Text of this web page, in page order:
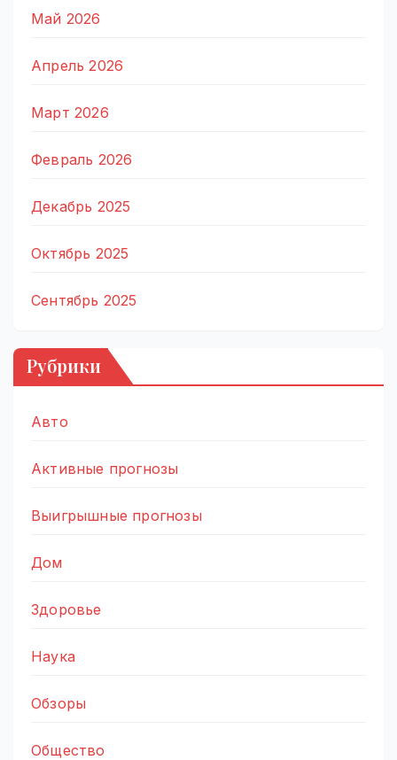
Май 2026
Апрель 2026
Март 2026
Февраль 2026
Декабрь 2025
Октябрь 2025
Сентябрь 2025
Рубрики
Авто
Активные прогнозы
Выигрышные прогнозы
Дом
Здоровье
Наука
Обзоры
Общество